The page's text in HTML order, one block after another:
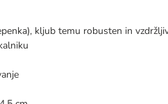
kljub temu robusten in